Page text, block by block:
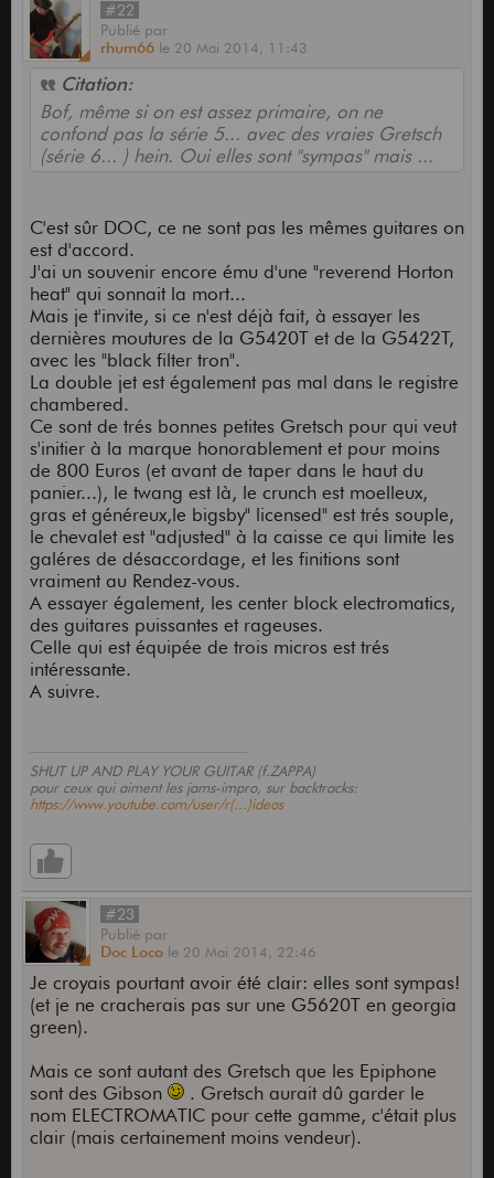
#22
Publié par
rhum66 le 20 Mai 2014, 11:43
Citation:
Bof, même si on est assez primaire, on ne
confond pas la série 5... avec des vraies Gretsch
(série 6... ) hein. Oui elles sont "sympas" mais ...
C'est sûr DOC, ce ne sont pas les mêmes guitares on
est d'accord.
J'ai un souvenir encore ému d'une "reverend Horton
heat" qui sonnait la mort...
Mais je t'invite, si ce n'est déjà fait, à essayer les
dernières moutures de la G5420T et de la G5422T,
avec les "black filter tron".
La double jet est également pas mal dans le registre
chambered.
Ce sont de trés bonnes petites Gretsch pour qui veut
s'initier à la marque honorablement et pour moins
de 800 Euros (et avant de taper dans le haut du
panier...), le twang est là, le crunch est moelleux,
gras et généreux,le bigsby" licensed" est trés souple,
le chevalet est "adjusted" à la caisse ce qui limite les
galéres de désaccordage, et les finitions sont
vraiment au Rendez-vous.
A essayer également, les center block electromatics,
des guitares puissantes et rageuses.
Celle qui est équipée de trois micros est trés
intéressante.
A suivre.
SHUT UP AND PLAY YOUR GUITAR (f.ZAPPA)
pour ceux qui aiment les jams-impro, sur backtracks:
https://www.youtube.com/user/r(...)ideos
#23
Publié par
Doc Loco le 20 Mai 2014, 22:46
Je croyais pourtant avoir été clair: elles sont sympas!
(et je ne cracherais pas sur une G5620T en georgia
green).
Mais ce sont autant des Gretsch que les Epiphone
sont des Gibson
. Gretsch aurait dû garder le
nom ELECTROMATIC pour cette gamme, c'était plus
clair (mais certainement moins vendeur).